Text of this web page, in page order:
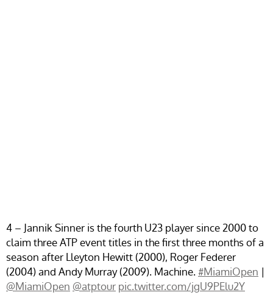
4 – Jannik Sinner is the fourth U23 player since 2000 to
claim three ATP event titles in the first three months of a
season after Lleyton Hewitt (2000), Roger Federer
(2004) and Andy Murray (2009). Machine.#MiamiOpen |
@MiamiOpen @atptour pic.twitter.com/jgU9PElu2Y